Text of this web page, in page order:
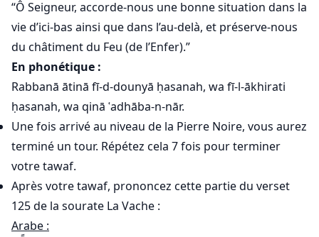
“Ô Seigneur, accorde-nous une bonne situation dans la
vie d’ici-bas ainsi que dans l’au-delà, et préserve-nous
du châtiment du Feu (de l’Enfer).”
En phonétique :
Rabbanā ātinā fī-d-dounyā ḥasanah, wa fī-l-ākhirati
ḥasanah, wa qinā ʿadhāba-n-nār.
Une fois arrivé au niveau de la Pierre Noire, vous aurez
terminé un tour. Répétez cela 7 fois pour terminer
votre tawaf.
Après votre tawaf, prononcez cette partie du verset
125 de la sourate La Vache :
Arabe :